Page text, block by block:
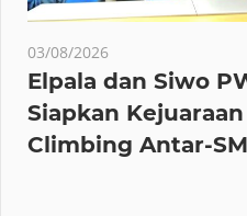
03/08/2026
Elpala dan Siwo
Siapkan
Climbing Antar-